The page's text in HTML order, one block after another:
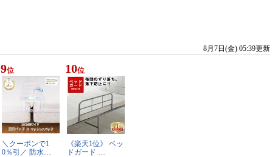
8月7日(金) 05:39更新
9位
＼クーポンで1
0％引／ 防水…
10位
《楽天1位》 ベッ
ドガード …